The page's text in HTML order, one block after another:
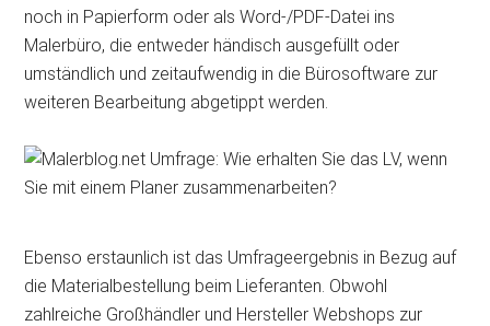
noch in Papierform oder als Word-/PDF-Datei ins
Malerbüro, die entweder händisch ausgefüllt oder
umständlich und zeitaufwendig in die Bürosoftware zur
weiteren Bearbeitung abgetippt werden.
Ebenso erstaunlich ist das Umfrageergebnis in Bezug auf
die Materialbestellung beim Lieferanten. Obwohl
zahlreiche Großhändler und Hersteller Webshops zur